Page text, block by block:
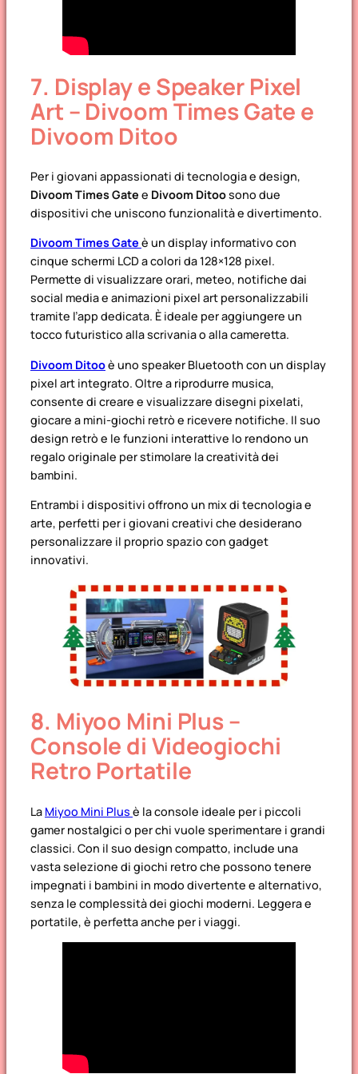
7. Display e Speaker Pixel
Art – Divoom Times Gate e
Divoom Ditoo
Per i giovani appassionati di tecnologia e design,
Divoom Times Gate e Divoom Ditoosono due
dispositivi che uniscono funzionalità e divertimento.
Divoom Times Gate è un display informativo con
cinque schermi LCD a colori da 128×128 pixel.
Permette di visualizzare orari, meteo, notifiche dai
social media e animazioni pixel art personalizzabili
tramite l’app dedicata. È ideale per aggiungere un
tocco futuristico alla scrivania o alla cameretta.
Divoom Ditooè uno speaker Bluetooth con un display
pixel art integrato. Oltre a riprodurre musica,
consente di creare e visualizzare disegni pixelati,
giocare a mini-giochi retrò e ricevere notifiche. Il suo
design retrò e le funzioni interattive lo rendono un
regalo originale per stimolare la creatività dei
bambini.
Entrambi i dispositivi offrono un mix di tecnologia e
arte, perfetti per i giovani creativi che desiderano
personalizzare il proprio spazio con gadget
innovativi.
8. Miyoo Mini Plus –
Console di Videogiochi
Retro Portatile
La Miyoo Mini Plus è la console ideale per i piccoli
gamer nostalgici o per chi vuole sperimentare i grandi
classici. Con il suo design compatto, include una
vasta selezione di giochi retro che possono tenere
impegnati i bambini in modo divertente e alternativo,
senza le complessità dei giochi moderni. Leggera e
portatile, è perfetta anche per i viaggi.